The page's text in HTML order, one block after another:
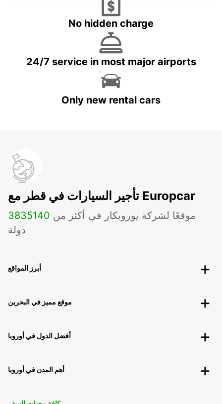
No hidden charge
24/7 service in most major airports
Only new rental cars
تأجير السيارات في قطر مع Europcar
3835 موقعًا لشركة يوروبكار في أكثر من 140
دولة
أبرز المواقع
موقع مميز في البحرين
أفضل الدول في أوروبا
أهم المدن في أوروبا